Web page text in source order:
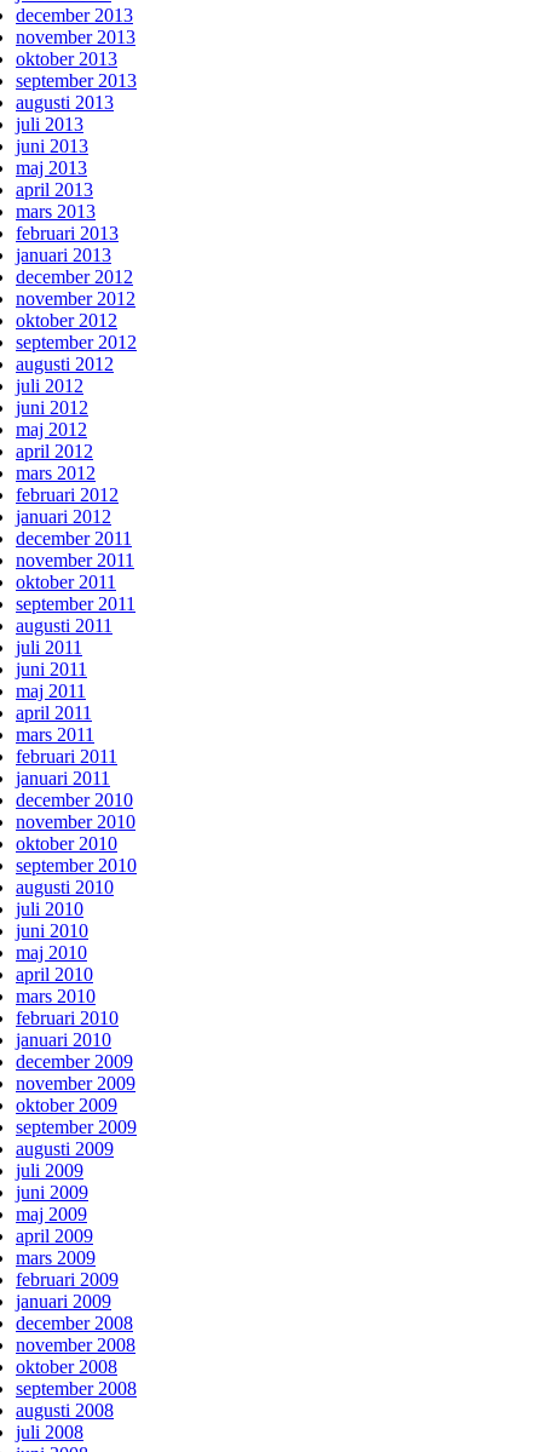
december 2013
november 2013
oktober 2013
september 2013
augusti 2013
juli 2013
juni 2013
maj 2013
april 2013
mars 2013
februari 2013
januari 2013
december 2012
november 2012
oktober 2012
september 2012
augusti 2012
juli 2012
juni 2012
maj 2012
april 2012
mars 2012
februari 2012
januari 2012
december 2011
november 2011
oktober 2011
september 2011
augusti 2011
juli 2011
juni 2011
maj 2011
april 2011
mars 2011
februari 2011
januari 2011
december 2010
november 2010
oktober 2010
september 2010
augusti 2010
juli 2010
juni 2010
maj 2010
april 2010
mars 2010
februari 2010
januari 2010
december 2009
november 2009
oktober 2009
september 2009
augusti 2009
juli 2009
juni 2009
maj 2009
april 2009
mars 2009
februari 2009
januari 2009
december 2008
november 2008
oktober 2008
september 2008
augusti 2008
juli 2008